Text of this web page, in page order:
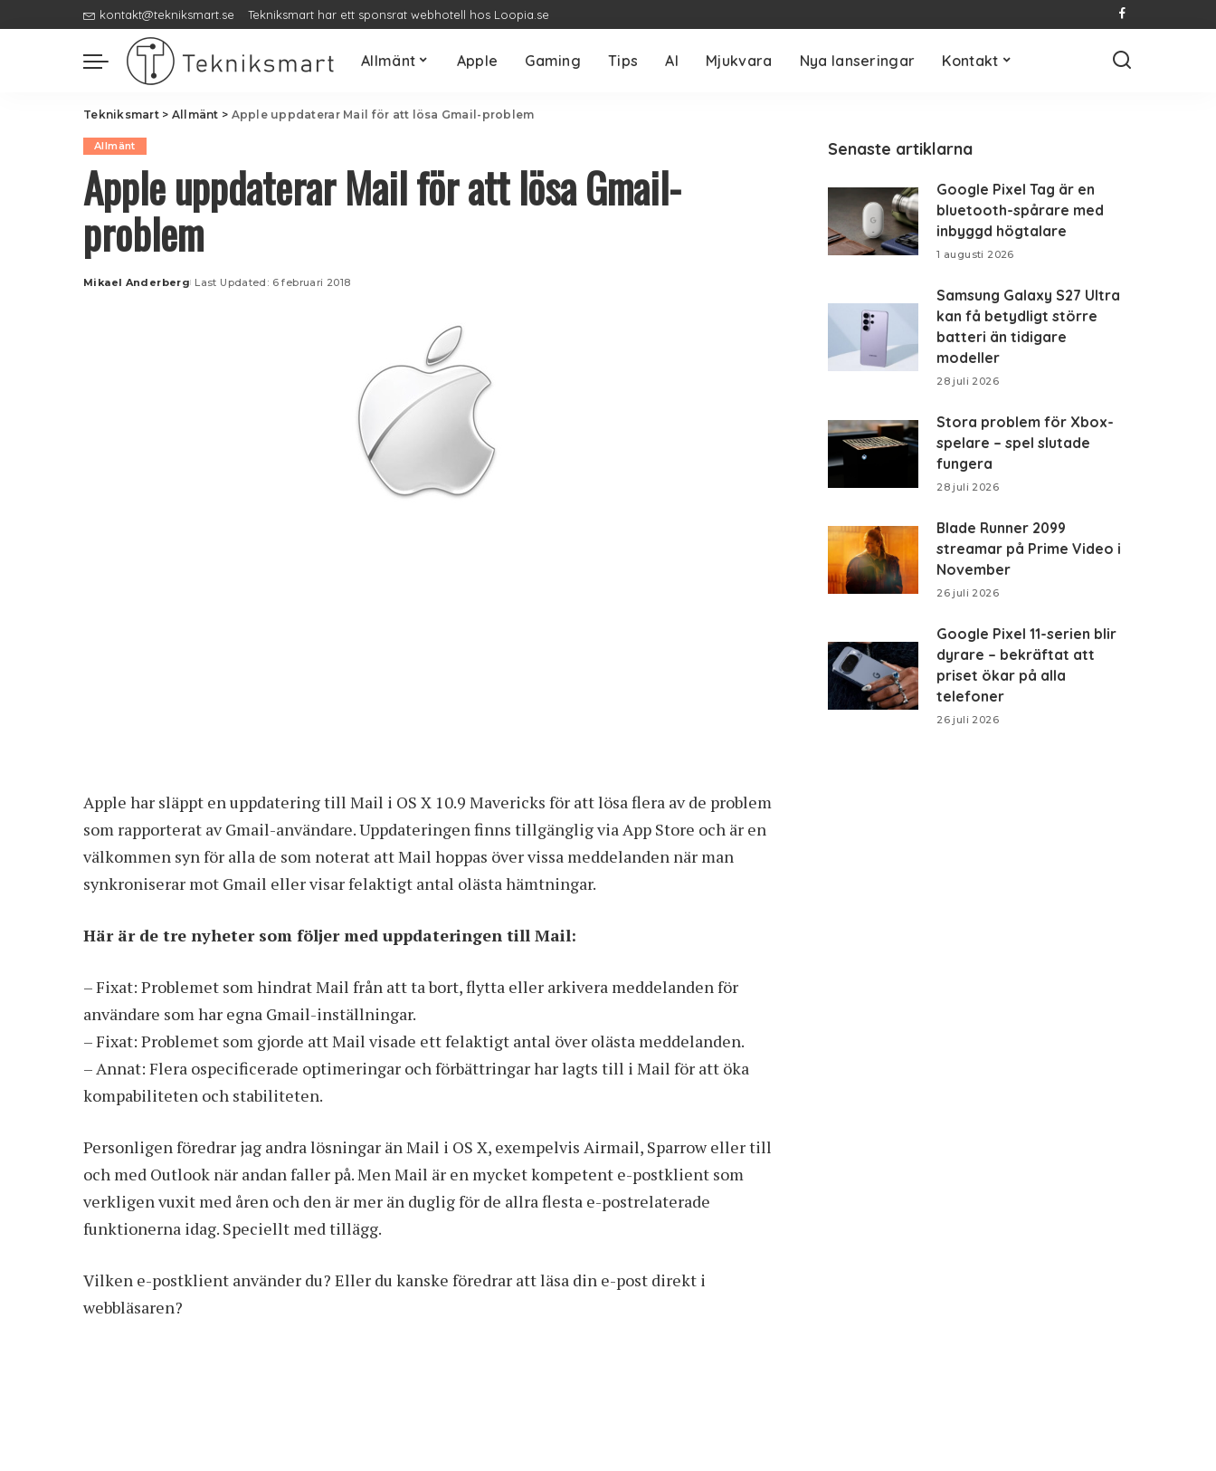
kontakt@tekniksmart.se Tekniksmart har ett sponsrat webhotell hos Loopia.se
Allmänt Apple Gaming Tips AI Mjukvara Nya lanseringar Kontakt
Tekniksmart> Allmänt > Apple uppdaterar Mail för att lösa Gmail-problem
Allmänt
Apple uppdaterar Mail för att lösa Gmail-
problem
Posted
Mikael Anderberg Last Updated: 6 februari 2018
Apple har släppt en uppdatering till Mail i OS X 10.9 Mavericks för att lösa flera av de problem
som rapporterat av Gmail-användare. Uppdateringen finns tillgänglig via App Store och är en
välkommen syn för alla de som noterat att Mail hoppas över vissa meddelanden när man
synkroniserar mot Gmail eller visar felaktigt antal olästa hämtningar.
Här är de tre nyheter som följer med uppdateringen till Mail:
– Fixat: Problemet som hindrat Mail från att ta bort, flytta eller arkivera meddelanden för
användare som har egna Gmail-inställningar.
– Fixat: Problemet som gjorde att Mail visade ett felaktigt antal över olästa meddelanden.
– Annat: Flera ospecificerade optimeringar och förbättringar har lagts till i Mail för att öka
kompabiliteten och stabiliteten.
Personligen föredrar jag andra lösningar än Mail i OS X, exempelvis Airmail, Sparrow eller till
och med Outlook när andan faller på. Men Mail är en mycket kompetent e-postklient som
verkligen vuxit med åren och den är mer än duglig för de allra flesta e-postrelaterade
funktionerna idag. Speciellt med tillägg.
Vilken e-postklient använder du? Eller du kanske föredrar att läsa din e-post direkt i
webbläsaren?
Senaste artiklarna
Google Pixel Tag är en
bluetooth-spårare med
inbyggd högtalare
1 augusti 2026
Samsung Galaxy S27 Ultra
kan få betydligt större
batteri än tidigare
modeller
28 juli 2026
Stora problem för Xbox-
spelare – spel slutade
fungera
28 juli 2026
Blade Runner 2099
streamar på Prime Video i
November
26 juli 2026
Google Pixel 11-serien blir
dyrare – bekräftat att
priset ökar på alla
telefoner
26 juli 2026